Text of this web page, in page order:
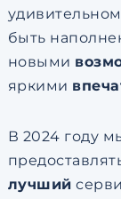
быть
новыми
яркими
В 2024 году
лучший